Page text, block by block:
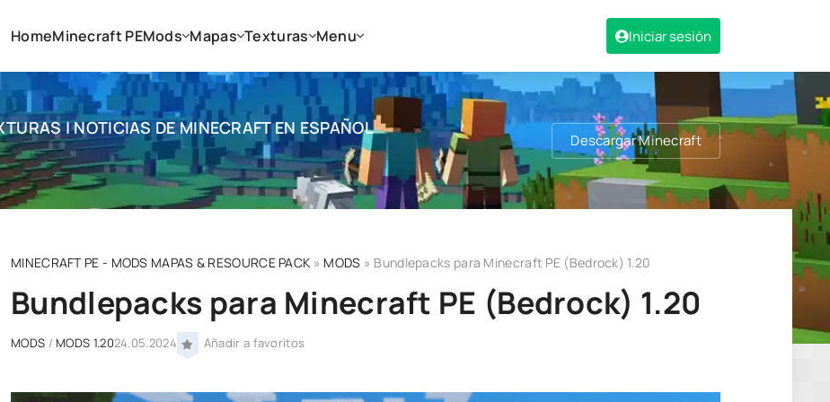
HomeMinecraft PEMods Mapas Texturas Menu Iniciar sesión
| NOTICIAS DE MINECRAFT EN ESPAÑOL
Descargar Minecraft
MINECRAFT PE - MODS MAPAS & RESOURCE PACK » MODS » Bundlepacks para Minecraft PE (Bedrock) 1.20
Bundlepacks para Minecraft PE (Bedrock) 1.20
MODS / MODS 1.2024.05.2024 Añadir a favoritos